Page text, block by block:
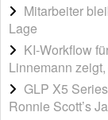
Mitarbeiter
Lage
KI-Workflow
Linnemann
GLP X5
Ronnie Scott’s